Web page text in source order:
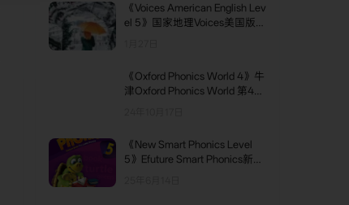
《Voices American English Lev
el 5》国家地理Voices美国版
《Oxford Phonics World 4》牛
津Oxford Phonics World 第4级
《New Smart Phonics Level
5》Efuture Smart Phonics新版